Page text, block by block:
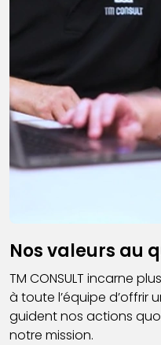
Nos valeurs au
TM CONSULT incarne
à toute l’équipe d’offrir
guident nos actions
notre mission.